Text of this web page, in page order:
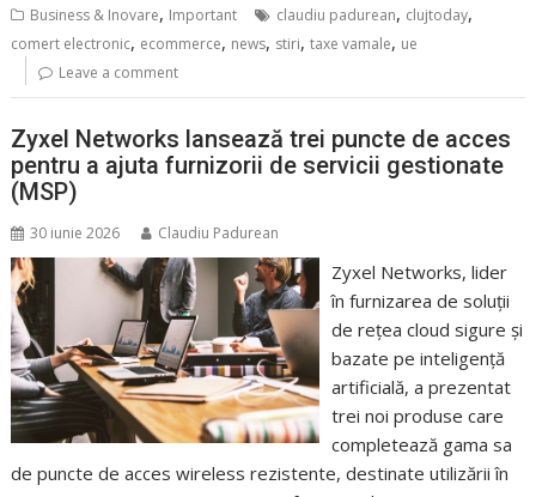
Business & Inovare, Important claudiu padurean, clujtoday,
comert electronic, ecommerce, news, stiri,taxe vamale, ue
Leave a comment
Zyxel Networks lansează trei puncte de acces
pentru a ajuta furnizorii de servicii gestionate
(MSP)
30 iunie 2026 Claudiu Padurean
Zyxel Networks, lider
în furnizarea de soluții
de rețea cloud sigure și
bazate pe inteligență
artificială, a prezentat
trei noi produse care
completează gama sa
de puncte de acces wireless rezistente, destinate utilizării în